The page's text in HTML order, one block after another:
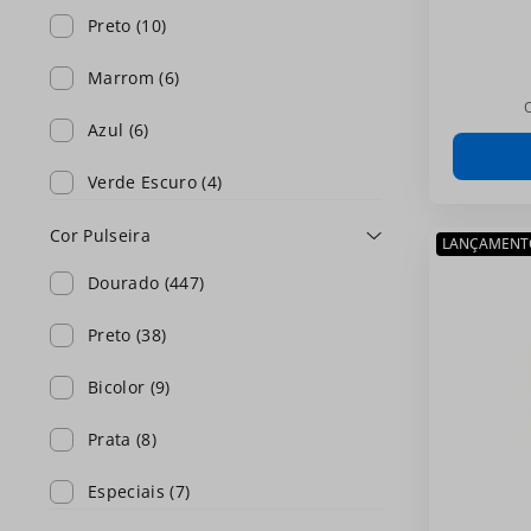
Preto (10)
Marrom (6)
Azul (6)
Verde Escuro (4)
Prateado
Azul Royal (4)
Azul Escuro
Rose (3 )
Branco (3
Cor Pulseira
Dourado (447)
Preto (38)
Bicolor (9)
Prata (8)
Especiais (7)